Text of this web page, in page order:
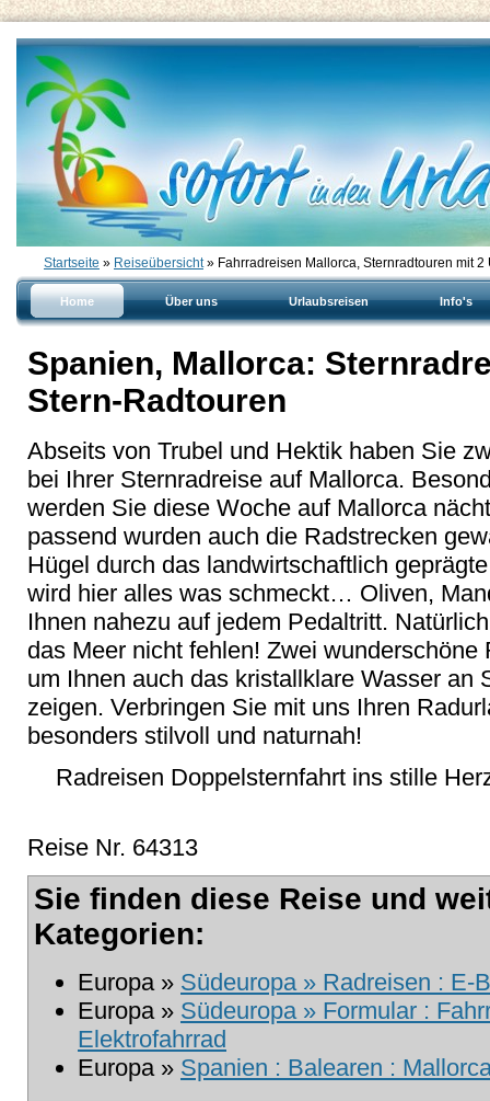
Startseite » Reiseübersicht» Fahrradreisen Mallorca, Sternradtouren mit 2
Home Über uns Urlaubsreisen Info's
Spanien, Mallorca:
Stern-Radtouren
Abseits von Trubel und Hektik haben Sie
bei Ihrer Sternradreise auf Mallorca.
werden Sie diese Woche auf Mallorca
passend wurden auch die Radstrecken
Hügel durch das landwirtschaftlich
wird hier alles was schmeckt… Oliven,
Ihnen nahezu auf jedem Pedaltritt.
das Meer nicht fehlen! Zwei
um Ihnen auch das kristallklare Wasser an
zeigen. Verbringen Sie mit uns Ihren
besonders stilvoll und naturnah!
Radreisen Doppelsternfahrt ins stille
Reise Nr. 64313
Sie finden diese Reise und
Kategorien:
Europa » Südeuropa » Radreisen : E-
Europa » Südeuropa » Formular :
Elektrofahrrad
Europa » Spanien : Balearen :